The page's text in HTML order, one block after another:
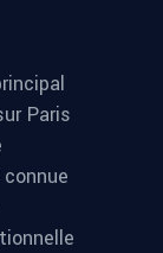
Paris